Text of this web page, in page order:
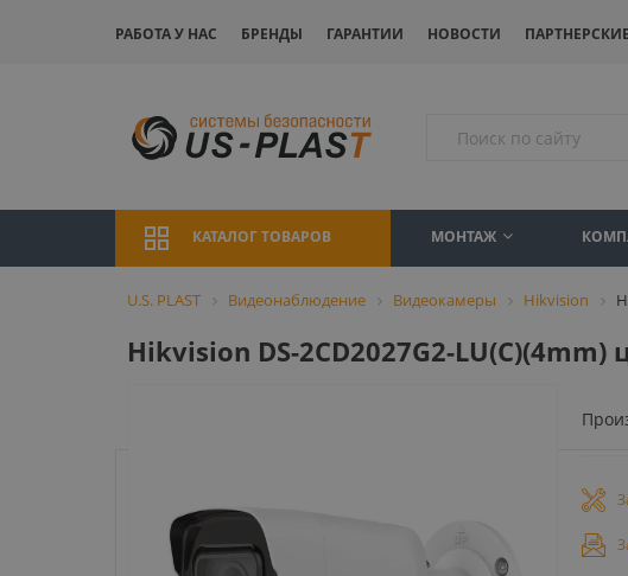
РАБОТА У НАС БРЕНДЫ ГАРАНТИИ НОВОСТИ
КАТАЛОГ ТОВАРОВ МОНТАЖ
U.S. PLAST Видеонаблюдение Видеокамеры Hikvision
Hikvision DS-2CD2027G2-